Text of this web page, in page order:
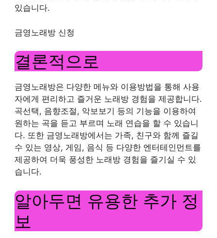
있습니다.
금영노래방 신청
결론적으로
금영노래방은 다양한 메뉴와 이용방법을 통해 사용
자에게 편리하고 즐거운 노래방 경험을 제공합니다.
곡선택, 음향조절, 악보보기 등의 기능을 이용하여
원하는 곡을 듣고 부르며 노래 연습을 할 수 있습니
다. 또한 금영노래방에서는 가족, 친구와 함께 즐길
수 있는 영상, 게임, 음식 등 다양한 엔터테인먼트를
제공하여 더욱 풍성한 노래방 경험을 즐기실 수 있
습니다.
알아두면 유용한 추가 정
보